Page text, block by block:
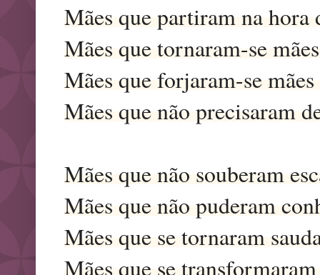
Mães que partiram na hora
Mães que tornaram-se
Mães que forjaram-se
Mães que não precisaram
Mães que não souberam
Mães que não puderam
Mães que se tornaram
Mães que se